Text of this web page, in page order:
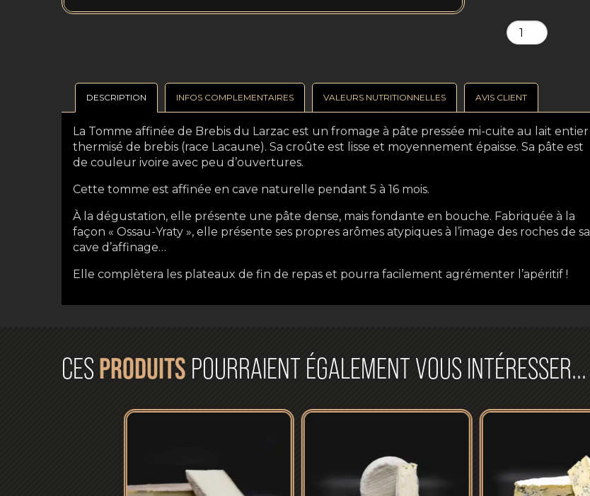
DESCRIPTION INFOS COMPLEMENTAIRES VALEURS NUTRITIONNELLES AVIS CLIENT
La Tomme affinée de Brebis du Larzac est un fromage à pâte pressée mi-cuite au lait entier
thermisé de brebis (race Lacaune). Sa croûte est lisse et moyennement épaisse. Sa pâte est
de couleur ivoire avec peu d’ouvertures.
Cette tomme est affinée en cave naturelle pendant 5 à 16 mois.
À la dégustation, elle présente une pâte dense, mais fondante en bouche. Fabriquée à la
façon « Ossau-Yraty », elle présente ses propres arômes atypiques à l’image des roches de sa
cave d’affinage…
Elle complètera les plateaux de fin de repas et pourra facilement agrémenter l’apéritif !
CESPRODUITS POURRAIENT ÉGALEMENT VOUS INTÉRESSER…